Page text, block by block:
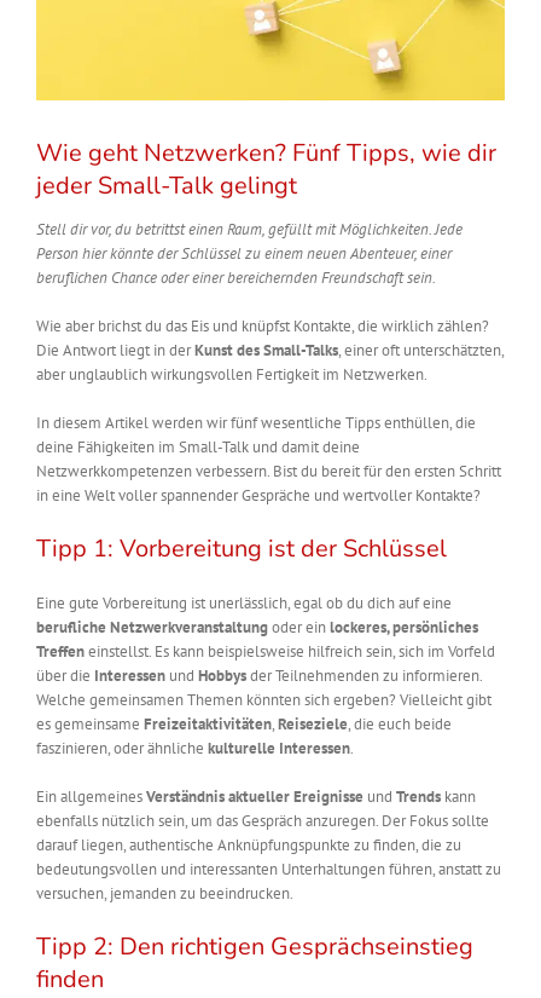
Wie geht Netzwerken? Fünf Tipps, wie dir
jeder Small-Talk gelingt
Stell dir vor, du betrittst einen Raum, gefüllt mit Möglichkeiten. Jede
Person hier könnte der Schlüssel zu einem neuen Abenteuer, einer
beruflichen Chance oder einer bereichernden Freundschaft sein.
Wie aber brichst du das Eis und knüpfst Kontakte, die wirklich zählen?
Die Antwort liegt in derKunst des Small-Talks, einer oft unterschätzten,
aber unglaublich wirkungsvollen Fertigkeit im Netzwerken.
In diesem Artikel werden wir fünf wesentliche Tipps enthüllen, die
deine Fähigkeiten im Small-Talk und damit deine
Netzwerkkompetenzen verbessern. Bist du bereit für den ersten Schritt
in eine Welt voller spannender Gespräche und wertvoller Kontakte?
Tipp 1: Vorbereitung ist der Schlüssel
Eine gute Vorbereitung ist unerlässlich, egal ob du dich auf eine
berufliche Netzwerkveranstaltungoder einlockeres, persönliches
Treffeneinstellst. Es kann beispielsweise hilfreich sein, sich im Vorfeld
über die Interessenund Hobbysder Teilnehmenden zu informieren.
Welche gemeinsamen Themen könnten sich ergeben? Vielleicht gibt
es gemeinsame Freizeitaktivitäten,Reiseziele, die euch beide
faszinieren, oder ähnliche kulturelle Interessen.
Ein allgemeinesVerständnis aktueller Ereignisse und Trendskann
ebenfalls nützlich sein, um das Gespräch anzuregen. Der Fokus sollte
darauf liegen, authentische Anknüpfungspunkte zu finden, die zu
bedeutungsvollen und interessanten Unterhaltungen führen, anstatt zu
versuchen, jemanden zu beeindrucken.
Tipp 2: Den richtigen Gesprächseinstieg
finden